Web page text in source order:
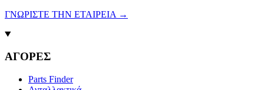
ΓΝΩΡΙΣΤΕ ΤΗΝ ΕΤΑΙΡΕΙΑ →
ΑΓΟΡΕΣ
Parts Finder